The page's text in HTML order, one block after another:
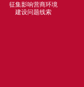
征集影响营商环境
建设问题线索